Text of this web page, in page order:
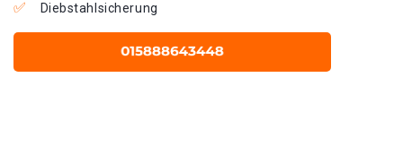
Diebstahlsicherung